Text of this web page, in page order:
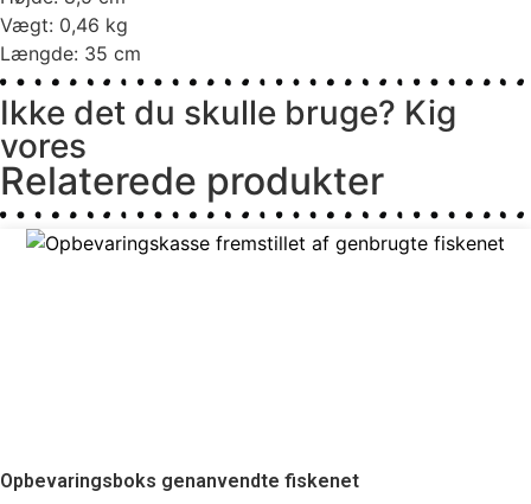
Vægt: 0,46 kg
Længde: 35 cm
Ikke det du skulle bruge? Kig
vores
Relaterede produkter
Opbevaringsboks genanvendte fiskenet